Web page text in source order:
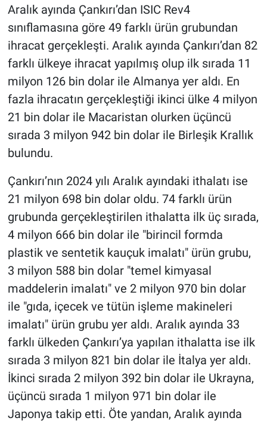
Aralık ayında Çankırı’dan ISIC Rev4
sınıflamasına göre 49 farklı ürün grubundan
ihracat gerçekleşti. Aralık ayında Çankırı’dan 82
farklı ülkeye ihracat yapılmış olup ilk sırada 11
milyon 126 bin dolar ile Almanya yer aldı. En
fazla ihracatın gerçekleştiği ikinci ülke 4 milyon
21 bin dolar ile Macaristan olurken üçüncü
sırada 3 milyon 942 bin dolar ile Birleşik Krallık
bulundu.
Çankırı’nın 2024 yılı Aralık ayındaki ithalatı ise
21 milyon 698 bin dolar oldu. 74 farklı ürün
grubunda gerçekleştirilen ithalatta ilk üç sırada,
4 milyon 666 bin dolar ile "birincil formda
plastik ve sentetik kauçuk imalatı" ürün grubu,
3 milyon 588 bin dolar "temel kimyasal
maddelerin imalatı" ve 2 milyon 970 bin dolar
ile "gıda, içecek ve tütün işleme makineleri
imalatı" ürün grubu yer aldı. Aralık ayında 33
farklı ülkeden Çankırı’ya yapılan ithalatta ise ilk
sırada 3 milyon 821 bin dolar ile İtalya yer aldı.
İkinci sırada 2 milyon 392 bin dolar ile Ukrayna,
üçüncü sırada 1 milyon 971 bin dolar ile
Japonya takip etti. Öte yandan, Aralık ayında